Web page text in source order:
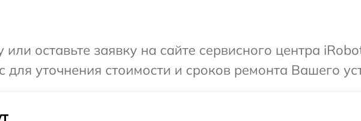
оставьте заявку на сайте сервисного центра
для уточнения стоимости и сроков ремонта Вашего